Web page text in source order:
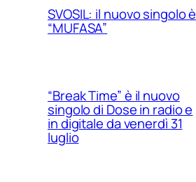
SVOSIL: il nuovo singolo è
“MUFASA”
“Break Time” è il nuovo
singolo di Dose in radio e
in digitale da venerdì 31
luglio